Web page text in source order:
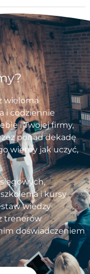
wieloma
i codziennie
i Twojej firmy,
ponad dekadę
wiemy jak uczyć,
i kursy
wiedzy
trenerów
doświadczeniem